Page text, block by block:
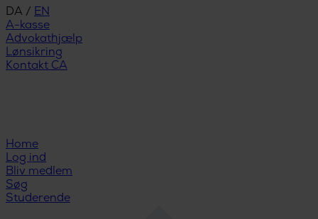
DA / EN
A-kasse
Advokathjælp
Lønsikring
Kontakt CA
Home
Log ind
Bliv medlem
Søg
Studerende